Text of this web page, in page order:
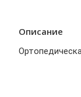
Описание